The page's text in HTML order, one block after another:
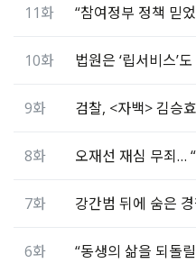
11화 “참여정부 정책 믿
10화 법원은 ‘립서비스’
9화 검찰, <자백> 김승
8화 오재선 재심 무죄…
7화 강간범 뒤에 숨은
6화 “동생의 삶을 되돌